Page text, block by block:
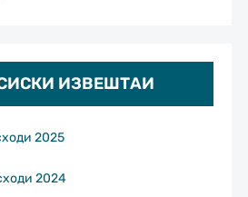
ИЗВЕШТАИ
2025
2024